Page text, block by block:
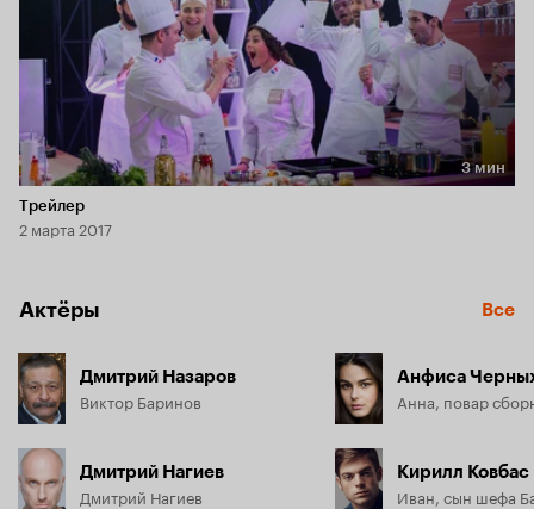
Длительность 3 мин
3 мин
Трейлер
2 марта 2017
Актёры Все
Дмитрий Назаров
Виктор Баринов
Дмитрий Нагиев
Дмитрий Нагиев
Анфиса
Анна, повар
Кирилл Ковбас
Иван, сын шефа